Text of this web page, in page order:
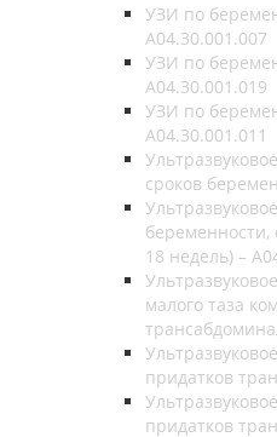
УЗИ по
A04.30.001.007
УЗИ по
A04.30.001.019
УЗИ по
A04.30.001.011
сроков
беременности,
18 недель) –
малого таза
придатков
придатков